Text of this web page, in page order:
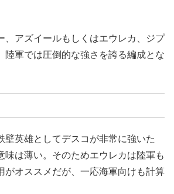
、アズイールもしくはエウレカ、ジプ
陸軍では圧倒的な強さを誇る編成とな
壁英雄としてデスコが非常に強いた
味は薄い。そのためエウレカは陸軍も
がオススメだが、一応海軍向けも計算